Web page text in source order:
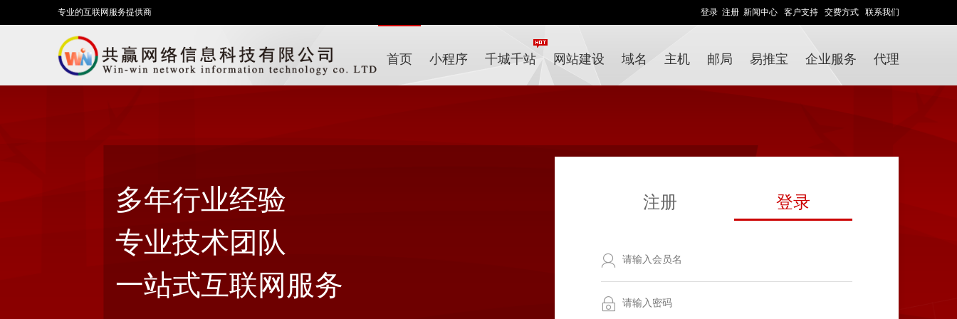
专业的互联网服务提供商 登录 注册 新闻中心 客户支持 交费方式 联系我们
首页 小程序 千城千站 网站建设 域名 主机 邮局 易推宝 企业服务 代理
多年行业经验
专业技术团队
一站式互联网服务
注册 登录